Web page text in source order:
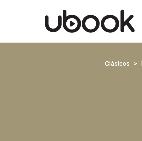
Clásicos